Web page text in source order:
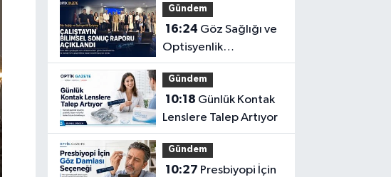
Dönüştürüyor
Gündem
16:24
Optisyenlik
Çalıştayı’nın Bilimsel
Sonuç Raporu
Açıklandı
Gündem
10:18
Lenslere Talep Artıyor
Gündem
10:27